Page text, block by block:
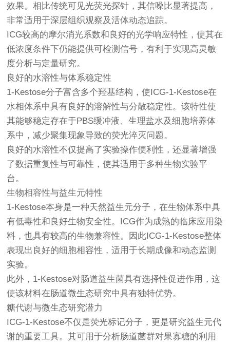
效果。相比传统可见光荧光探针，其信噪比显著提高，
非常适用于深层组织观察及活体动态追踪。
ICG较高的摩尔消光系数和良好的光学响应特性，使其在
低浓度条件下仍能提供可检测信号，有利于实现高灵敏
度分析与定量研究。
良好的水溶性与体系稳定性
1-Kestose分子富含多个羟基结构，使ICG-1-Kestose在
水相体系中具有良好的溶解性与分散稳定性。该特性使
其能够稳定存在于PBS缓冲液、生理盐水及细胞培养体
系中，减少聚集现象导致的荧光淬灭问题。
良好的水溶性不仅提高了实验操作便利性，还显著增强
了数据重复性与可靠性，使其适用于多种生物实验平
台。
生物相容性与益生元特性
1-Kestose本身是一种天然益生元分子，在生物体系中具
有低毒性和良好生物安全性。ICG作为成熟的临床应用染
料，也具有较高的生物兼容性。因此ICG-1-Kestose整体
表现出良好的细胞相容性，适用于长期成像和动态监测
实验。
此外，1-Kestose对肠道益生菌具有选择性促进作用，这
使该材料在肠道微生态研究中具有独特优势。
糖代谢与微生态研究潜力
ICG-1-Kestose不仅是荧光标记分子，更是研究益生元代
谢的重要工具。其可用于分析肠道菌群对果寡糖的利用